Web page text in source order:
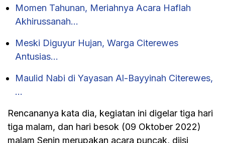
Momen Tahunan, Meriahnya Acara Haflah
Akhirussanah…
Meski Diguyur Hujan, Warga Citerewes
Antusias…
Maulid Nabi di Yayasan Al-Bayyinah Citerewes,
…
Rencananya kata dia, kegiatan ini digelar tiga hari
tiga malam, dan hari besok (09 Oktober 2022)
malam Senin merupakan acara puncak, diisi